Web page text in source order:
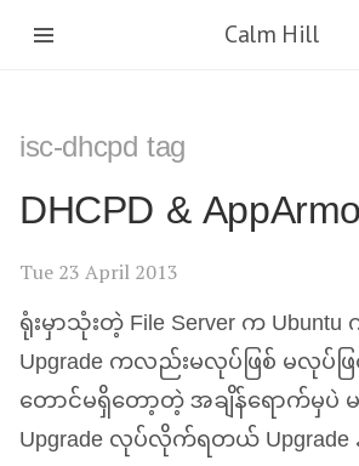
Calm Hill
isc-dhcpd tag
DHCPD&
Tue 23 April 2013
ရုံးမှာသုံးတဲ့ File Server က
Upgrade ကလည်းမလုပ်ဖြစ် မလုပ်ဖြ
တောင်မရှိတော့တဲ့ အချိန်ရောက်မှပဲ
Upgrade လုပ်လိုက်ရတယ်